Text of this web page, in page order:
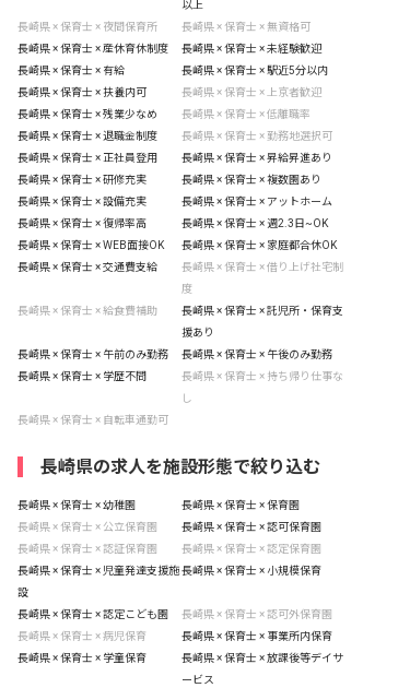
以上
長崎県 × 保育士 × 夜間保育所
長崎県 × 保育士 × 無資格可
長崎県 × 保育士 × 産休育休制度
長崎県 × 保育士 × 未経験歓迎
長崎県 × 保育士 × 有給
長崎県 × 保育士 × 駅近5分以内
長崎県 × 保育士 × 扶養内可
長崎県 × 保育士 × 上京者歓迎
長崎県 × 保育士 × 残業少なめ
長崎県 × 保育士 × 低離職率
長崎県 × 保育士 × 退職金制度
長崎県 × 保育士 × 勤務地選択可
長崎県 × 保育士 × 正社員登用
長崎県 × 保育士 × 昇給昇進あり
長崎県 × 保育士 × 研修充実
長崎県 × 保育士 × 複数園あり
長崎県 × 保育士 × 設備充実
長崎県 × 保育士 × アットホーム
長崎県 × 保育士 × 復帰率高
長崎県 × 保育士 × 週2.3日~OK
長崎県 × 保育士 × WEB面接OK
長崎県 × 保育士 × 家庭都合休OK
長崎県 × 保育士 × 交通費支給
長崎県 × 保育士 × 借り上げ社宅制
度
長崎県 × 保育士 × 給食費補助
長崎県 × 保育士 × 託児所・保育支
援あり
長崎県 × 保育士 × 午前のみ勤務
長崎県 × 保育士 × 午後のみ勤務
長崎県 × 保育士 × 学歴不問
長崎県 × 保育士 × 持ち帰り仕事な
し
長崎県 × 保育士 × 自転車通勤可
長崎県の求人を施設形態で絞り込む
長崎県 × 保育士 × 幼稚園
長崎県 × 保育士 × 保育園
長崎県 × 保育士 × 公立保育園
長崎県 × 保育士 × 認可保育園
長崎県 × 保育士 × 認証保育園
長崎県 × 保育士 × 認定保育園
長崎県 × 保育士 × 児童発達支援施
設
長崎県 × 保育士 × 小規模保育
長崎県 × 保育士 × 認定こども園
長崎県 × 保育士 × 認可外保育園
長崎県 × 保育士 × 病児保育
長崎県 × 保育士 × 事業所内保育
長崎県 × 保育士 × 学童保育
長崎県 × 保育士 × 放課後等デイサ
ービス